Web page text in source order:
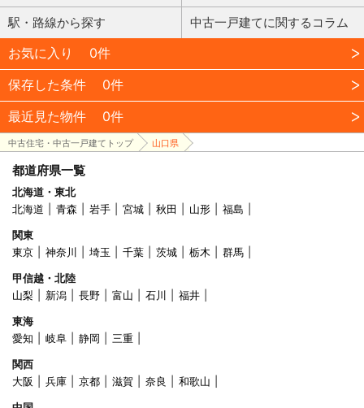
駅・路線から探す 中古一戸建てに関するコラム
お気に入り
0件
保存した条件
0件
最近見た物件
0件
中古住宅・中古一戸建てトップ 山口県
都道府県一覧
北海道・東北
北海道
青森 岩手 宮城 秋田 山形
福島
関東
東京
神奈川 埼玉 千葉 茨城 栃木
群馬
甲信越・北陸
山梨
新潟 長野 富山 石川
福井
東海
愛知
岐阜 静岡
三重
関西
大阪
兵庫 京都 滋賀 奈良
和歌山